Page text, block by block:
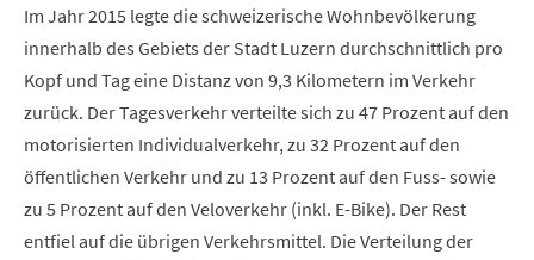
Im Jahr 2015 legte die schweizerische Wohnbevölkerung
innerhalb des Gebiets der Stadt Luzern durchschnittlich pro
Kopf und Tag eine Distanz von 9,3 Kilometern im Verkehr
zurück. Der Tagesverkehr verteilte sich zu 47 Prozent auf den
motorisierten Individualverkehr, zu 32 Prozent auf den
öffentlichen Verkehr und zu 13 Prozent auf den Fuss- sowie
zu 5 Prozent auf den Veloverkehr (inkl. E-Bike). Der Rest
entfiel auf die übrigen Verkehrsmittel. Die Verteilung der